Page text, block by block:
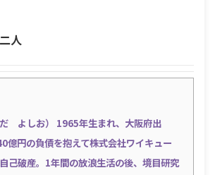
人
よしお）
1965年生まれ、大阪府出
億円の負債を抱えて株式会社ワイキュー
己破産。1年間の放浪生活の後、境目研究